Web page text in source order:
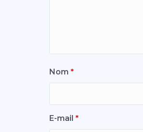
Nom *
E-mail *